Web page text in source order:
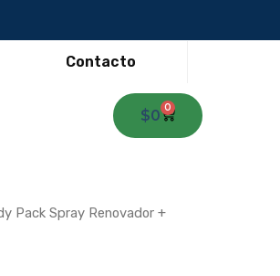
Contacto
$0 0 Carrito
Pack Spray Renovador +